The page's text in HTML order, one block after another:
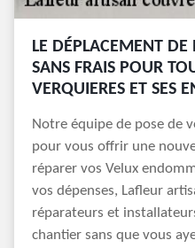
LE DÉPLACEMENT DE
SANS FRAIS POUR
VERQUIERES ET SES
Notre équipe de pose de
pour vous offrir une
réparer vos Velux
vos dépenses, Lafleur
réparateurs et
chantier sans que vous